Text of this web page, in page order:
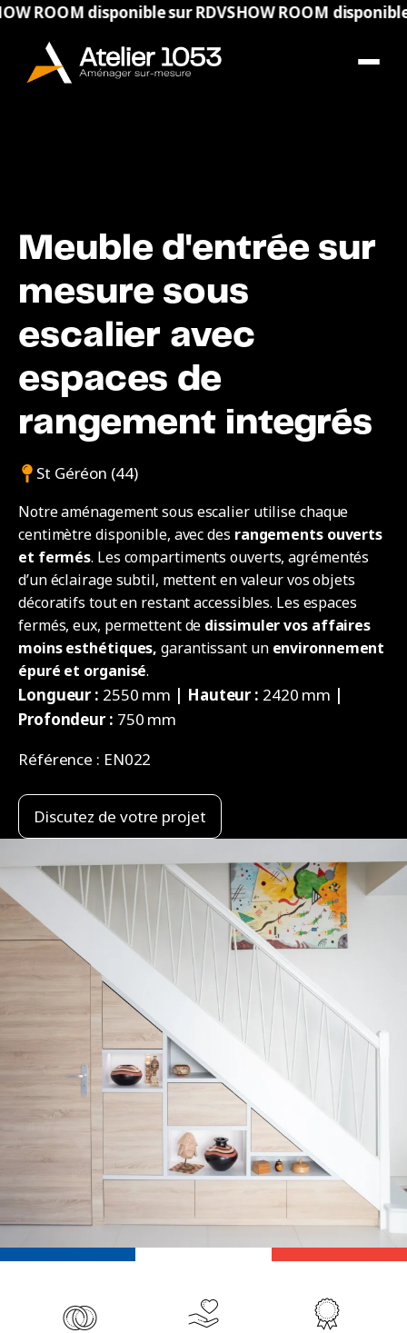
disponible sur RDVSHOW ROOM disponible sur
Meuble d'entrée sur
mesure sous
escalier avec
espaces de
rangement integrés
St Géréon (44)
Notre aménagement sous escalier utilise chaque
centimètre disponible, avec des rangements ouverts
et fermés. Les compartiments ouverts, agrémentés
d’un éclairage subtil, mettent en valeur vos objets
décoratifs tout en restant accessibles. Les espaces
fermés, eux, permettent de dissimuler vos affaires
moins esthétiques, garantissant un environnement
épuré et organisé.
Longueur : 2550 mm | Hauteur : 2420 mm |
Profondeur : 750 mm
Référence : EN022
Discutez de votre projet